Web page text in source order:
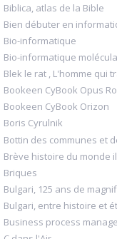
Biblica, atlas de la Bible
Bien débuter en
Bio-informatique
Bio-informatique
Blek le rat , L'homme qui
Bookeen CyBook Opus
Bookeen CyBook Orizon
Boris Cyrulnik
Bottin des communes et
Brève histoire du monde
Briques
Bulgari, 125 ans de
Bulgari, entre histoire et
Business process